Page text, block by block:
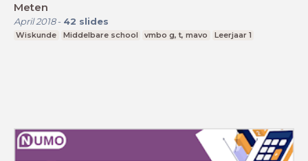
Meten
April 2018- 42 slides
Wiskunde Middelbare school vmbo g, t, mavo Leerjaar 1